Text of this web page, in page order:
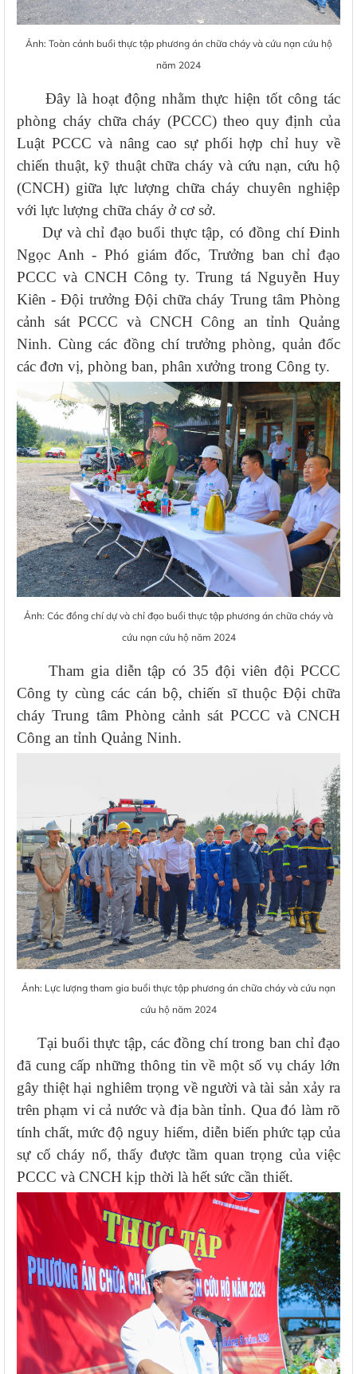
Ảnh: Toàn cảnh buổi thực tập phương án chữa cháy và cứu nạn cứu hộ
năm 2024
Đây là hoạt động nhằm thực hiện tốt công tác
phòng cháy chữa cháy (PCCC) theo quy định của
Luật PCCC và nâng cao sự phối hợp chỉ huy về
chiến thuật, kỹ thuật chữa cháy và cứu nạn, cứu hộ
(CNCH) giữa lực lượng chữa cháy chuyên nghiệp
với lực lượng chữa cháy ở cơ sở.
Dự và chỉ đạo buổi thực tập, có đồng chí Đinh
Ngọc Anh - Phó giám đốc, Trưởng ban chỉ đạo
PCCC và CNCH Công ty. Trung tá Nguyễn Huy
Kiên - Đội trưởng Đội chữa cháy Trung tâm Phòng
cảnh sát PCCC và CNCH Công an tỉnh Quảng
Ninh. Cùng các đồng chí trưởng phòng, quản đốc
các đơn vị, phòng ban, phân xưởng trong Công ty.
Ảnh: Các đồng chí dự và chỉ đạo buổi thực tập phương án chữa cháy và
cứu nạn cứu hộ năm 2024
Tham gia diễn tập có 35 đội viên đội PCCC
Công ty cùng các cán bộ, chiến sĩ thuộc Đội chữa
cháy Trung tâm Phòng cảnh sát PCCC và CNCH
Công an tỉnh Quảng Ninh.
Ảnh: Lực lượng tham gia buổi thực tập phương án chữa cháy và cứu nạn
cứu hộ năm 2024
Tại buổi thực tập, các đồng chí trong ban chỉ đạo
đã cung cấp những thông tin về một số vụ cháy lớn
gây thiệt hại nghiêm trọng về người và tài sản xảy ra
trên phạm vi cả nước và địa bàn tỉnh. Qua đó làm rõ
tính chất, mức độ nguy hiểm, diễn biến phức tạp của
sự cố cháy nổ, thấy được tầm quan trọng của việc
PCCC và CNCH kịp thời là hết sức cần thiết.